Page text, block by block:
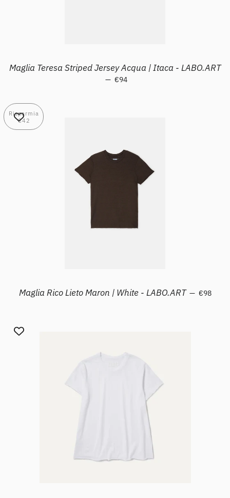
Maglia Teresa Striped Jersey Acqua | Itaca - LABO.ART
— Prezzo scontato
€94
Risparmia
€42
Maglia Rico Lieto Maron | White - LABO.ART — Prezzo
€98